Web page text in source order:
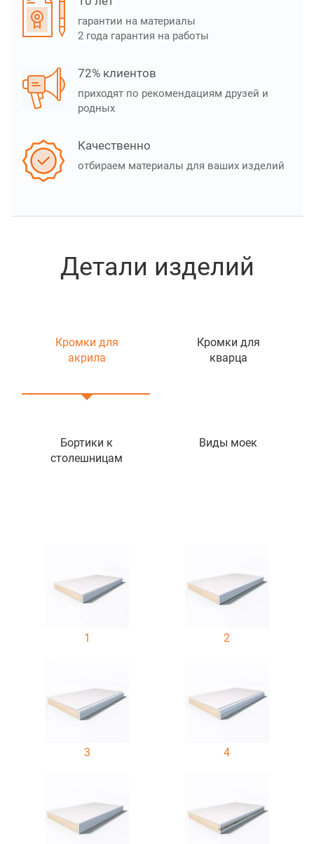
гарантии на материалы
2 года гарантия на работы
72% клиентов
приходят по рекомендациям друзей и
родных
Качественно
отбираем материалы для ваших изделий
Детали изделий
Кромки для
акрила
Кромки для
кварца
Бортики к
столешницам
Виды моек
1 2
3 4